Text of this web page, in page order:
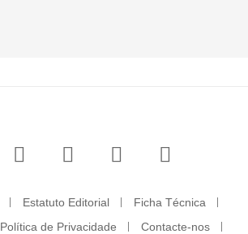
Estatuto Editorial
Ficha Técnica
Política de Privacidade
Contacte-nos